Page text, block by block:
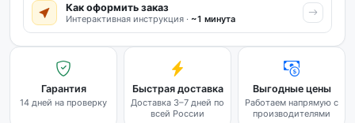
Как оформить заказ
Интерактивная инструкция · ~1 минута
Гарантия
14 дней на проверку
Быстрая доставка
Доставка 3–7 дней по
всей России
Выгодные цены
Работаем напрямую с
производителями